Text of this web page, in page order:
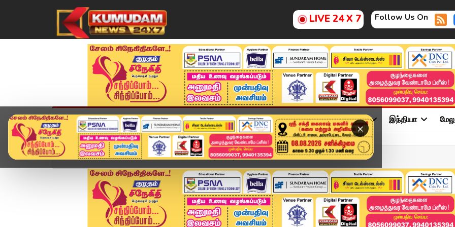
LIVE 24 X 7 Follow Us On
×
முகப்பு விளையாட்டு அண்மை தமிழ்நாடு சினிமா அரசியல் விளையாட்டு இந்தியா
Home சினிமா This Week OTT Release : டிமான்டி காலனி 2, கொட்ட...